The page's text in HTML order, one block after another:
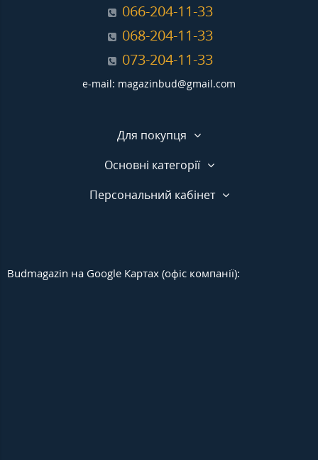
066-204-11-33
068-204-11-33
073-204-11-33
e-mail: magazinbud@gmail.com
Для покупця
Основні категорії
Персональний кабінет
Budmagazin на Google Картах (офіс компанії):